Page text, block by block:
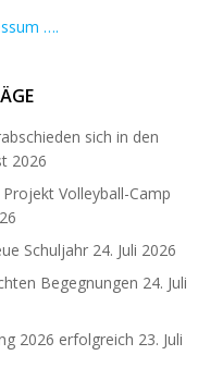
….
sich in den
2026
Volleyball-Camp
Schuljahr 24. Juli 2026
Begegnungen 24. Juli
2026 erfolgreich 23. Juli